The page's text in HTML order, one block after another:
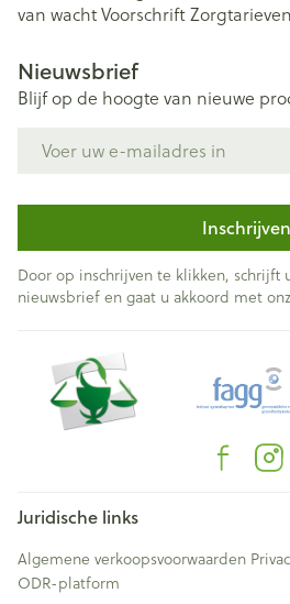
van wachtVoorschriftZorgtarieven
Nieuwsbrief
Blijf op de hoogte van nieuwe
Inschrijven
Door op inschrijven te klikken, schrijft
nieuwsbrief en gaat u akkoord met
Juridische links
Algemene verkoopsvoorwaarden
ODR-platform